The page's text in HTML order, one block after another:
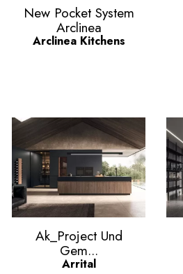
Vorschau
New Pocket System
Arclinea
Arclinea Kitchens
Vorschau
Ak_Project Und
Gem...
Arrital